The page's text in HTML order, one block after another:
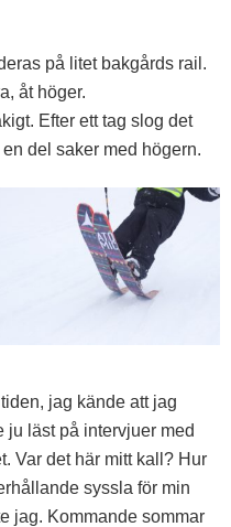
på litet bakgårds rail.
åt höger.
Efter ett tag slog det
del saker med högern.
jag kände att jag
ju läst på intervjuer med
Var det här mitt kall? Hur
syssla för min
jag. Kommande sommar